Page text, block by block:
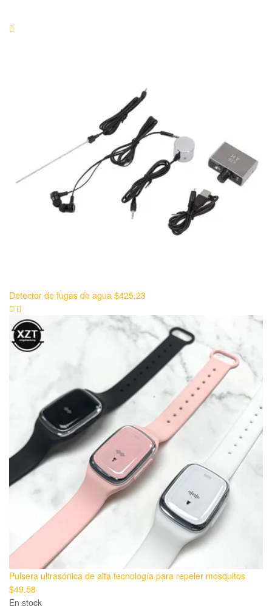
Detector de fugas de agua $425.23
Pulsera ultrasónica de alta tecnología para repeler mosquitos
$49.58
En stock